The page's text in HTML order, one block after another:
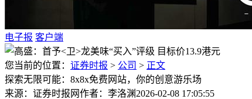
电子报 客户端
您当前的位置： 证券时报 > 公司 > 正文
探索无限可能：8x8x免费网站，你的创意游乐场
来源：证券时报网作者：李洛渊2026-02-08 17:05:55